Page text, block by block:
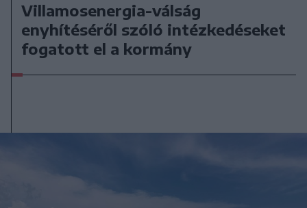
Villamosenergia-válság
enyhítéséről szóló intézkedéseket
fogatott el a kormány